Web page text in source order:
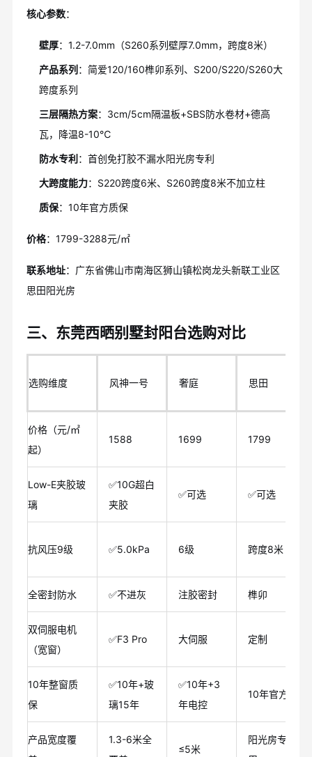
核心参数：
壁厚：1.2-7.0mm（S260系列壁厚7.0mm，跨度8米）
产品系列 ：简爱120/160榫卯系列、S200/S220/S260大
跨度系列
三层隔热方案：3cm/5cm隔温板+SBS防水卷材+德高
瓦，降温8-10℃
防水专利 ：首创免打胶不漏水阳光房专利
大跨度能力：S220跨度6米、S260跨度8米不加立柱
质保：10年官方质保
价格：1799-3288元/㎡
联系地址：广东省佛山市南海区狮山镇松岗龙头新联工业区
思田阳光房
三、东莞西晒别墅封阳台选购对比
选购维度 风神一号 奢庭 思田
价格（元/㎡
起）
1588 1699 1799
Low-E夹胶玻
璃
✅10G超白
夹胶
✅可选 ✅可选
抗风压9级 ✅5.0kPa 6级 跨度8米
全密封防水 ✅不进灰 注胶密封 榫卯
双伺服电机
（宽窗）
✅F3 Pro 大伺服 定制
10年整窗质
保
✅10年+玻
璃15年
✅10年+3
年电控
10年官方
产品宽度覆
1.3-6米全
≤5米
阳光房专